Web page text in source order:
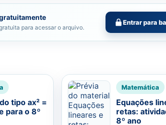
para acessar o arquivo.
Entrar para
tipo ax² =
para o 8º
Matemática
Equações
retas:
8º ano